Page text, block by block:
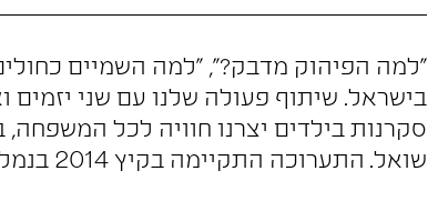
"למה הפיהוק מדבק?", "למה השמיים
בישראל. שיתוף פעולה שלנו עם שני יזמים
סקרנות בילדים יצרנו חוויה לכל
שואל. התערוכה התקיימה בקיץ 2014 בנמל יפו.